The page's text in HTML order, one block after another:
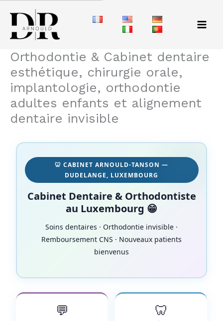
contenu
Orthodontie & Cabinet dentaire
esthétique, chirurgie orale,
implantologie, orthodontie
adultes enfants et alignement
dentaire invisible
🦷 CABINET ARNOULD-TANSON —
DUDELANGE, LUXEMBOURG
Cabinet Dentaire & Orthodontiste
au Luxembourg 😁
Soins dentaires · Orthodontie invisible ·
Remboursement CNS · Nouveaux patients
bienvenus
💬 🦷